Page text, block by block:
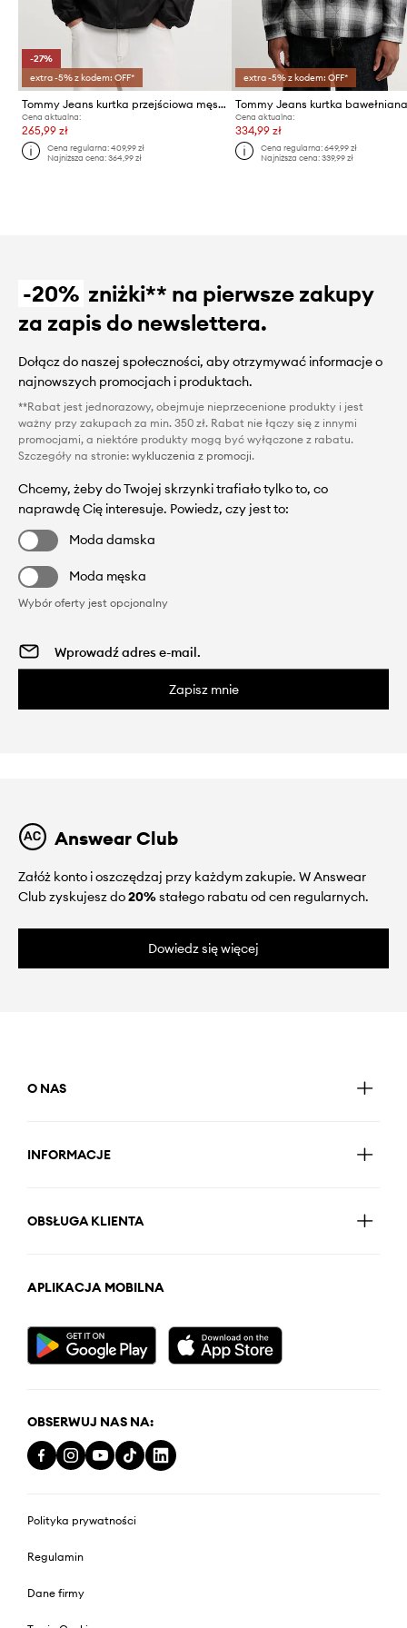
-27%
extra -5% z kodem: OFF*
Tommy Jeans kurtka przejściowa męska
Cena aktualna:
265,99 zł
Cena regularna:409,99 zł
Najniższa cena:364,99 zł
extra -5% z kodem: OFF*
Tommy Jeans kurtka
Cena aktualna:
334,99 zł
Cena regularna: 649,99 zł
Najniższa cena: 339,99 zł
-20% zniżki** na pierwsze zakupy
za zapis do newslettera.
Dołącz do naszej społeczności, aby otrzymywać informacje o
najnowszych promocjach i produktach.
**Rabat jest jednorazowy, obejmuje nieprzecenione produkty i jest
ważny przy zakupach za min. 350 zł. Rabat nie łączy się z innymi
promocjami, a niektóre produkty mogą być wyłączone z rabatu.
Szczegóły na stronie: wykluczenia z promocji.
Chcemy, żeby do Twojej skrzynki trafiało tylko to, co
naprawdę Cię interesuje. Powiedz, czy jest to:
Moda damska
Moda męska
Wybór oferty jest opcjonalny
Zapisz mnie
Answear Club
Załóż konto i oszczędzaj przy każdym zakupie. W Answear
Club zyskujesz do20%stałego rabatu od cen regularnych.
Dowiedz się więcej
O NAS
INFORMACJE
OBSŁUGA KLIENTA
APLIKACJA MOBILNA
OBSERWUJ NAS NA:
Polityka prywatności
Regulamin
Dane firmy